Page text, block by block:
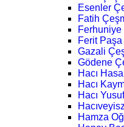
Esenler
Fatih
Ferit
Gazali
Gödene
Hacı
Hacı
Hacı
Hamza